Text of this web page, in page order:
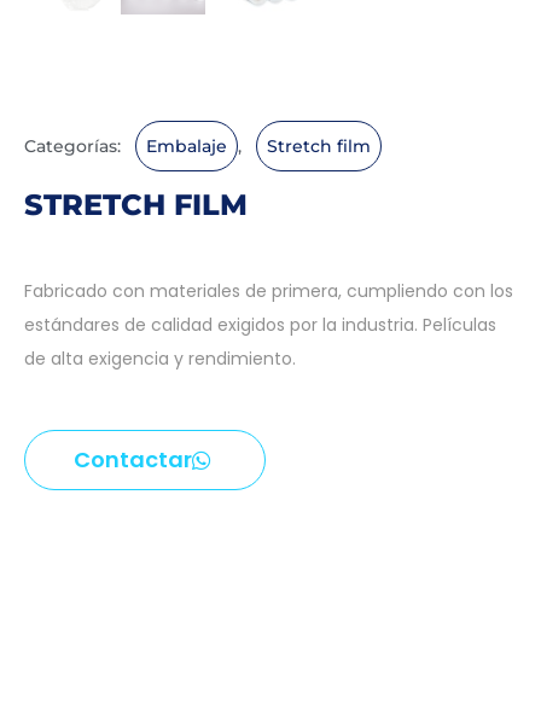
STRETCH FILM
Fabricado con materiales de primera, cumpliendo con los
estándares de calidad exigidos por la industria. Películas
de alta exigencia y rendimiento.
Categorías: Embalaje , Stretch film